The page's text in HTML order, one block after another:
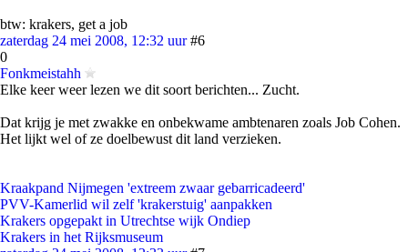
btw: krakers, get a job
zaterdag 24 mei 2008, 12:32 uur #6
0
Fonkmeistahh
Elke keer weer lezen we dit soort berichten... Zucht.
Dat krijg je met zwakke en onbekwame ambtenaren zoals Job Cohen.
Het lijkt wel of ze doelbewust dit land verzieken.
Kraakpand Nijmegen 'extreem zwaar gebarricadeerd'
PVV-Kamerlid wil zelf 'krakerstuig' aanpakken
Krakers opgepakt in Utrechtse wijk Ondiep
Krakers in het Rijksmuseum